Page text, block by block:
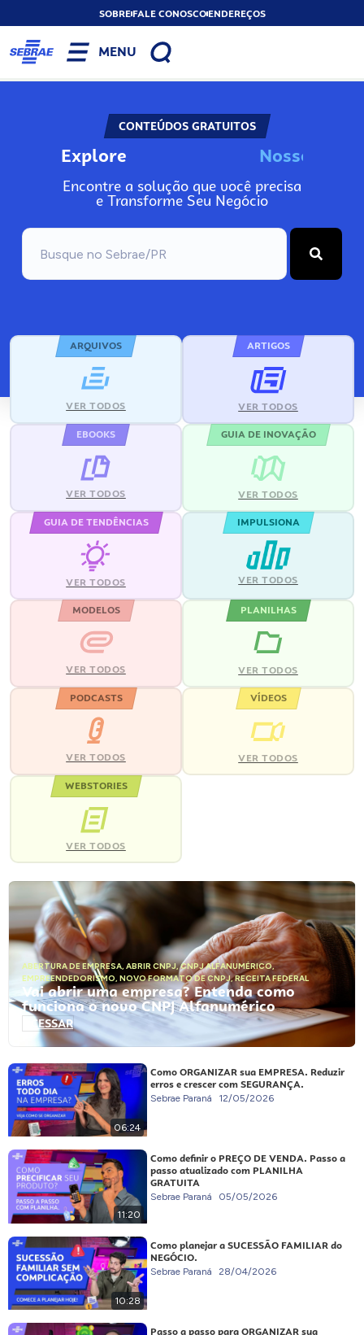
SOBREFALE CONOSCOENDEREÇOS
MENU
CONTEÚDOS GRATUITOS
Explore Nosso
Encontre a solução que você precisa
e Transforme Seu Negócio
ARQUIVOS
VER TODOS
ARTIGOS
VER TODOS
EBOOKS
VER TODOS
GUIA DE INOVAÇÃO
VER TODOS
GUIA DE TENDÊNCIAS
VER TODOS
IMPULSIONA
VER TODOS
MODELOS
VER TODOS
PLANILHAS
VER TODOS
PODCASTS
VER TODOS
VÍDEOS
VER TODOS
WEBSTORIES
VER TODOS
ABERTURA DE EMPRESA, ABRIR CNPJ,CNPJ ALFANUMÉRICO,
EMPREENDEDORISMO, NOVO FORMATO DE CNPJ,RECEITA FEDERAL
Vai abrir uma empresa? Entenda como
funciona o novo CNPJ Alfanumérico
ACESSAR
06:24
Como ORGANIZAR sua EMPRESA. Reduzir
erros e crescer com SEGURANÇA.
Sebrae Paraná 12/05/2026
11:20
Como definir o PREÇO DE VENDA. Passo a
passo atualizado com PLANILHA
GRATUITA
Sebrae Paraná 05/05/2026
10:28
Como planejar a SUCESSÃO FAMILIAR do
NEGÓCIO.
Sebrae Paraná 28/04/2026
Passo a passo para ORGANIZAR sua